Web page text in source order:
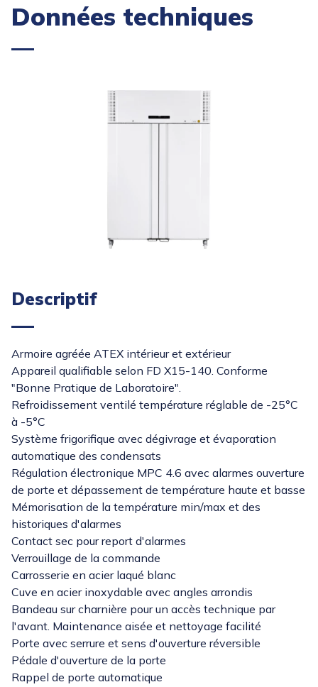
Données techniques
Descriptif
Armoire agréée ATEX intérieur et extérieur
Appareil qualifiable selon FD X15-140. Conforme
"Bonne Pratique de Laboratoire".
Refroidissement ventilé température réglable de -25°C
à -5°C
Système frigorifique avec dégivrage et évaporation
automatique des condensats
Régulation électronique MPC 4.6 avec alarmes ouverture
de porte et dépassement de température haute et basse
Mémorisation de la température min/max et des
historiques d'alarmes
Contact sec pour report d'alarmes
Verrouillage de la commande
Carrosserie en acier laqué blanc
Cuve en acier inoxydable avec angles arrondis
Bandeau sur charnière pour un accès technique par
l'avant. Maintenance aisée et nettoyage facilité
Porte avec serrure et sens d'ouverture réversible
Pédale d'ouverture de la porte
Rappel de porte automatique